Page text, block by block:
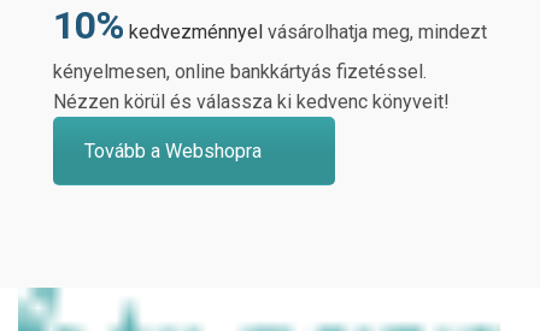
10% kedvezménnyel vásárolhatja meg, mindezt
kényelmesen, online bankkártyás fizetéssel.
Nézzen körül és válassza ki kedvenc könyveit!
Tovább a Webshopra